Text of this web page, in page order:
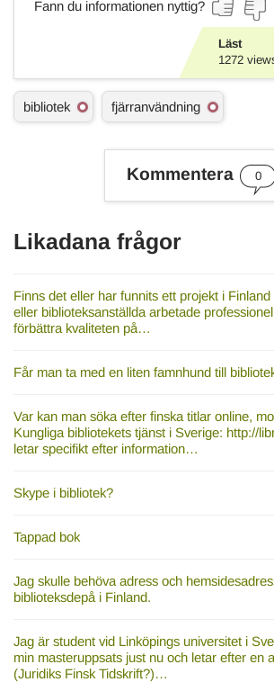
Fann du informationen nyttig?
Läst
1272
Ä
m
bibliotek fjärranvändning
Kommentera 0
Likadana frågor
Finns det eller har funnits ett projekt i
eller biblioteksanställda arbetade
förbättra kvaliteten på…
Får man ta med en liten famnhund till
Var kan man söka efter finska titlar online,
Kungliga bibliotekets tjänst i Sverige: http://
letar specifikt efter information…
Skype i bibliotek?
Tappad bok
Jag skulle behöva adress och
biblioteksdepå i Finland.
Jag är student vid Linköpings universitet i
min masteruppsats just nu och letar efter en
(Juridiks Finsk Tidskrift?)…